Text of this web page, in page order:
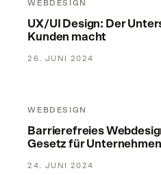
WEBDESIGN
UX/UI Design: Der
Kunden macht
26. JUNI 2024
WEBDESIGN
Barrierefreies
Gesetz für
24. JUNI 2024